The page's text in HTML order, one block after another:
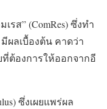
เรส” (ComRes) ซึ่งทำ
ผลเบื้องต้น คาดว่า
ต้องการให้ออกจากอี
ซึ่งเผยแพร่ผล